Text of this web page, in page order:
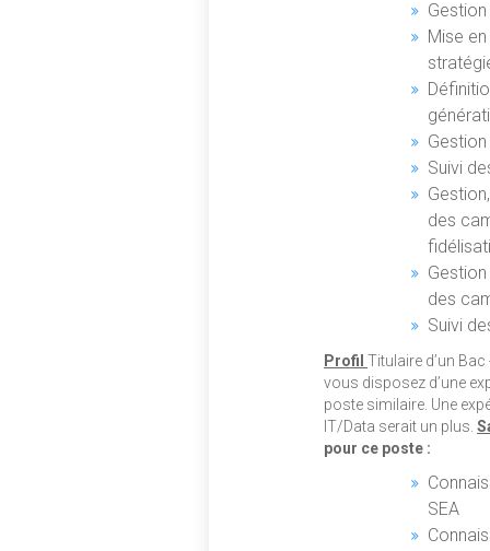
Mise
Suivi
des
des
Suivi
ProfilTitulaire d’un
vous disposez d’une
poste similaire. Une
IT/Data serait un plus.
pour ce poste :
SEA